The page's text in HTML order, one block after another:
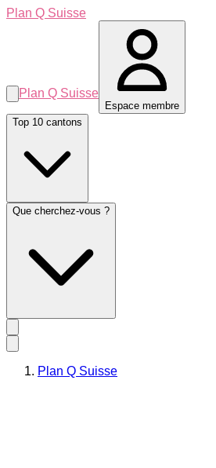
Plan Q Suisse
Plan Q Suisse
Espace membre
Top 10 cantons
Que cherchez-vous ?
Plan Q Suisse